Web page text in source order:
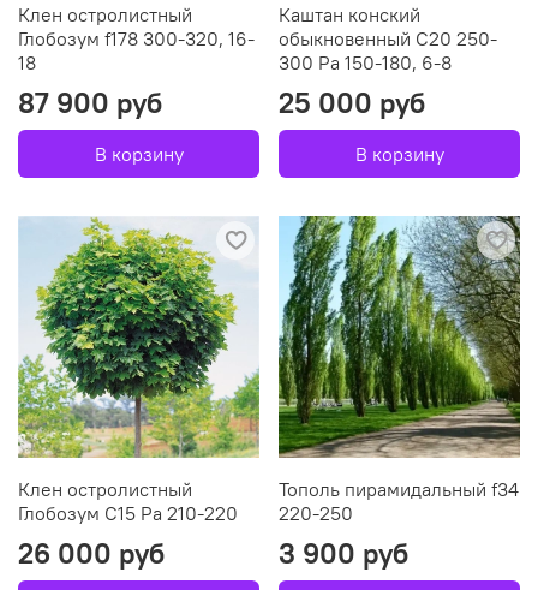
Клен остролистный
Глобозум f178 300-320, 16-
18
87 900 руб
В корзину
Каштан конский
обыкновенный С20 250-
300 Ра 150-180, 6-8
25 000 руб
В корзину
Клен остролистный
Глобозум С15 Ра 210-220
26 000 руб
Тополь пирамидальный f34
220-250
3 900 руб